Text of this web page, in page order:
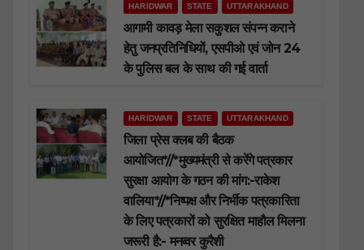
HARIDWAR STATE UTTARAKHAND
आगामी कावड़ मेला सकुशल संपन्न कराने
हेतु जनप्रतिनिधियों, एसपीओ एवं जोन 24
के पुलिस बल के साथ की गई वार्ता
HARIDWAR STATE UTTARAKHAND
जिला प्रेस क्लब की बैठक
आयोजित*//*मुख्यमंत्री से करेंगे पत्रकार
सुरक्षा आयोग के गठन की मांग:-राकेश
वालिया*//*निष्पक्ष और निर्भीक पत्रकारिता
के लिए पत्रकारों को सुरक्षित माहौल मिलना
जरूरी है:- मनव्वर कुरैशी